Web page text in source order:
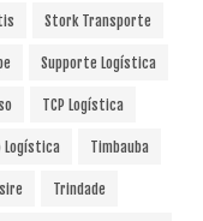
Stork Transporte
Supporte Logística
TCP Logística
Logística Timbauba
Trindade